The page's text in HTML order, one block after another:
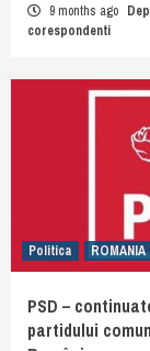
9 months ago
corespondenti
Politica ROMANIA
PSD –
partidului